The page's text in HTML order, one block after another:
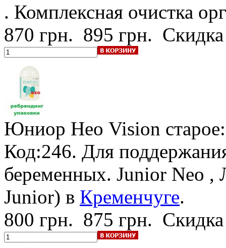
. Комплексная очистка
870 грн. 895 грн.
Юниор Нео Vision
Код:246. Для
беременных. Junior Neo
Junior) в Кременчуге.
800 грн. 875 грн.